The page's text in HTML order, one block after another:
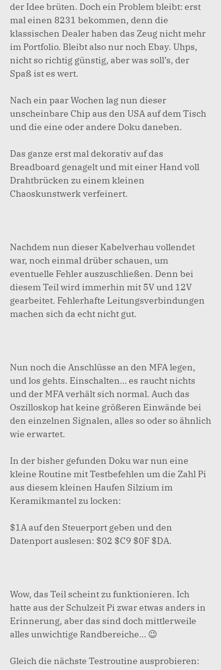
der Idee brüten. Doch ein Problem bleibt: erst
mal einen 8231 bekommen, denn die
klassischen Dealer haben das Zeug nicht mehr
im Portfolio. Bleibt also nur noch Ebay. Uhps,
nicht so richtig günstig, aber was soll’s, der
Spaß ist es wert.
Nach ein paar Wochen lag nun dieser
unscheinbare Chip aus den USA auf dem Tisch
und die eine oder andere Doku daneben.
Das ganze erst mal dekorativ auf das
Breadboard genagelt und mit einer Hand voll
Drahtbrücken zu einem kleinen
Chaoskunstwerk verfeinert.
Nachdem nun dieser Kabelverhau vollendet
war, noch einmal drüber schauen, um
eventuelle Fehler auszuschließen. Denn bei
diesem Teil wird immerhin mit 5V und 12V
gearbeitet. Fehlerhafte Leitungsverbindungen
machen sich da echt nicht gut.
Nun noch die Anschlüsse an den MFA legen,
und los gehts. Einschalten… es raucht nichts
und der MFA verhält sich normal. Auch das
Oszilloskop hat keine größeren Einwände bei
den einzelnen Signalen, alles so oder so ähnlich
wie erwartet.
In der bisher gefunden Doku war nun eine
kleine Routine mit Testbefehlen um die Zahl Pi
aus diesem kleinen Haufen Silzium im
Keramikmantel zu locken:
$1A auf den Steuerport geben und den
Datenport auslesen: $02 $C9 $0F $DA.
Wow, das Teil scheint zu funktionieren. Ich
hatte aus der Schulzeit Pi zwar etwas anders in
Erinnerung, aber das sind doch mittlerweile
alles unwichtige Randbereiche… 😉
Gleich die nächste Testroutine ausprobieren: